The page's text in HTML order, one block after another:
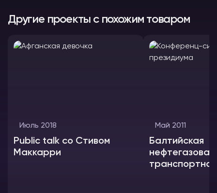
Другие проекты с похожим товаром
Июль 2018
Public talk со Стивом
Маккарри
Май 2011
Балтийская
транспортная